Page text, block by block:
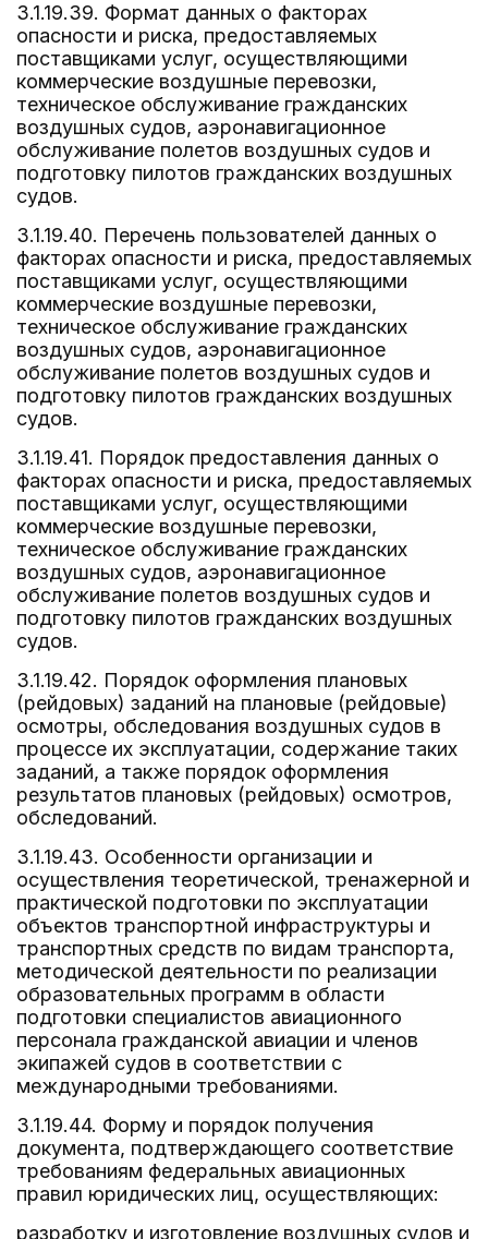
3.1.19.39. Формат данных о факторах
опасности и риска, предоставляемых
поставщиками услуг, осуществляющими
коммерческие воздушные перевозки,
техническое обслуживание гражданских
воздушных судов, аэронавигационное
обслуживание полетов воздушных судов и
подготовку пилотов гражданских воздушных
судов.
3.1.19.40. Перечень пользователей данных о
факторах опасности и риска, предоставляемых
поставщиками услуг, осуществляющими
коммерческие воздушные перевозки,
техническое обслуживание гражданских
воздушных судов, аэронавигационное
обслуживание полетов воздушных судов и
подготовку пилотов гражданских воздушных
судов.
3.1.19.41. Порядок предоставления данных о
факторах опасности и риска, предоставляемых
поставщиками услуг, осуществляющими
коммерческие воздушные перевозки,
техническое обслуживание гражданских
воздушных судов, аэронавигационное
обслуживание полетов воздушных судов и
подготовку пилотов гражданских воздушных
судов.
3.1.19.42. Порядок оформления плановых
(рейдовых) заданий на плановые (рейдовые)
осмотры, обследования воздушных судов в
процессе их эксплуатации, содержание таких
заданий, а также порядок оформления
результатов плановых (рейдовых) осмотров,
обследований.
3.1.19.43. Особенности организации и
осуществления теоретической, тренажерной и
практической подготовки по эксплуатации
объектов транспортной инфраструктуры и
транспортных средств по видам транспорта,
методической деятельности по реализации
образовательных программ в области
подготовки специалистов авиационного
персонала гражданской авиации и членов
экипажей судов в соответствии с
международными требованиями.
3.1.19.44. Форму и порядок получения
документа, подтверждающего соответствие
требованиям федеральных авиационных
правил юридических лиц, осуществляющих:
разработку и изготовление воздушных судов и